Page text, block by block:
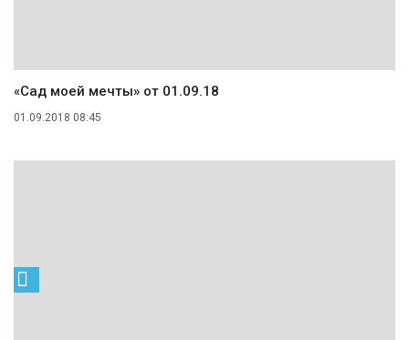
«Сад моей мечты» от 01.09.18
01.09.2018 08:45